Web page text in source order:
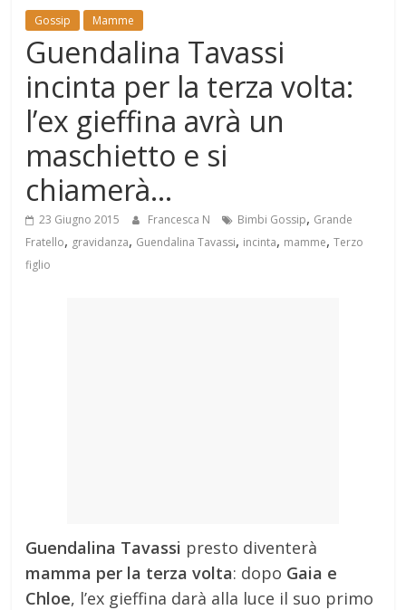
Mondo
Gossip Mamme
Guendalina Tavassi
incinta per la terza volta:
l’ex gieffina avrà un
maschietto e si
chiamerà…
23 Giugno 2015 Francesca N Bimbi Gossip, Grande
Fratello, gravidanza, Guendalina Tavassi, incinta, mamme,Terzo
figlio
Guendalina Tavassi presto diventerà
mamma per la terza volta: dopo Gaia e
Chloe, l’ex gieffina darà alla luce il suo primo